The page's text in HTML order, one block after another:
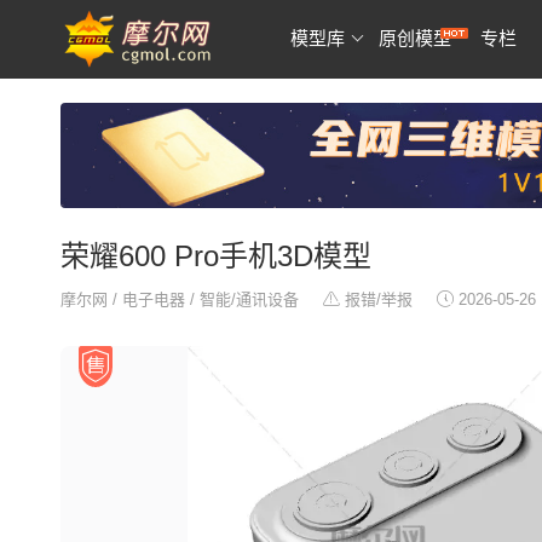
模型库 原创模型 专栏
荣耀600 Pro手机3D模型
摩尔网 / 电子电器 / 智能/通讯设备 报错/举报 2026-05-26